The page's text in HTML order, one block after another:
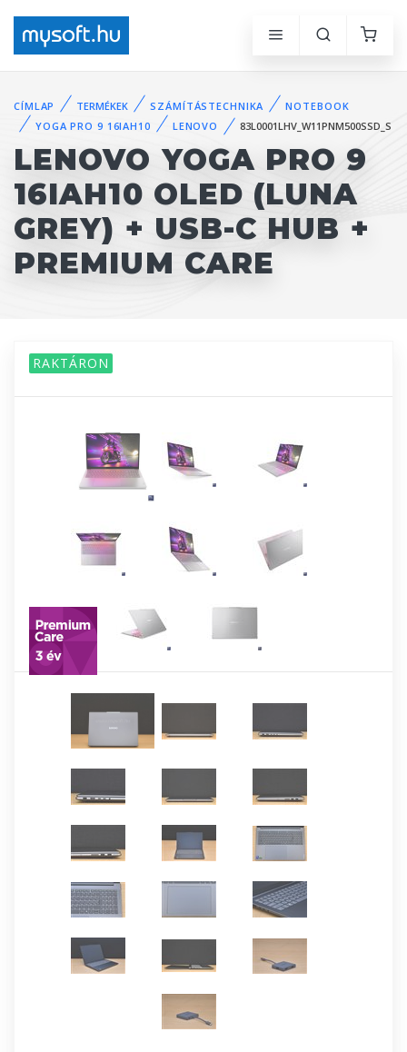
CÍMLAP TERMÉKEK SZÁMÍTÁSTECHNIKA
NOTEBOOK
YOGA PRO 9 16IAH10
LENOVO 83L0001LHV_W11PNM500SSD_S
LENOVO YOGA PRO 9
16IAH10 OLED (LUNA
GREY) + USB-C HUB +
PREMIUM CARE
RAKTÁRON